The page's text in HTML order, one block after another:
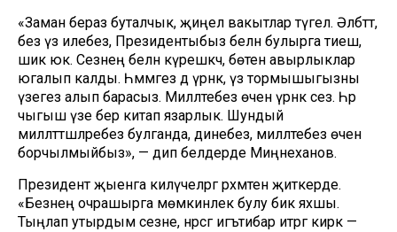
«Заман бераз буталчык, җиңел вакытлар түгел. Әлбәттә,
без үз илебез, Президентыбыз белән булырга тиеш,
шик юк. Сезнең белән күрешкәч, бөтен авырлыклар
югалып калды. Һәммәгез дә үрнәк, үз тормышыгызны
үзегез алып барасыз. Милләтебез өчен үрнәк сез. Һәр
чыгыш үзе бер китап язарлык. Шундый
милләттәшләребез булганда, динебез, милләтебез өчен
борчылмыйбыз», — дип белдерде Миңнеханов.
Президент җыенга килүчеләргә рәхмәтен җиткерде.
«Безнең очрашырга мөмкинлек булу бик яхшы.
Тыңлап утырдым сезне, нәрсәгә игътибар итәргә кирәк —